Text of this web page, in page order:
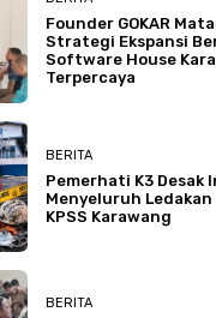
Founder GOKAR
Strategi Ekspansi
Software House
Terpercaya
BERITA
Pemerhati K3 Desak
Menyeluruh Ledakan
KPSS Karawang
BERITA